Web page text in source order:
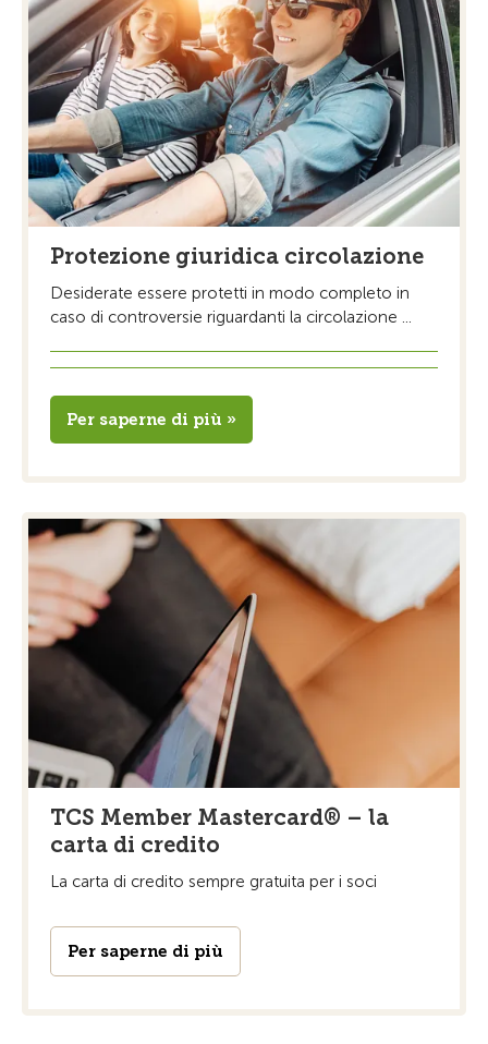
Protezione giuridica circolazione
Desiderate essere protetti in modo completo in
caso di controversie riguardanti la circolazione ...
Per saperne di più »
TCS Member Mastercard® – la
carta di credito
La carta di credito sempre gratuita per i soci
Per saperne di più